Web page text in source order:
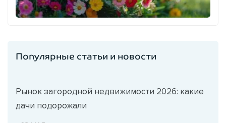
Популярные статьи и новости
Рынок загородной недвижимости 2026: какие
дачи подорожали